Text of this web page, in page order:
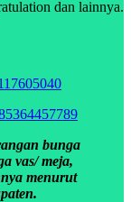
dan lainnya.
bunga
vas/ meja,
menurut